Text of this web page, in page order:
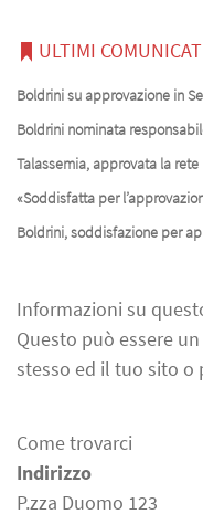
ULTIMI
Boldrini su approvazione in
Boldrini nominata
Talassemia, approvata la rete
«Soddisfatta per
Boldrini, soddisfazione per
Informazioni su
Questo può essere
stesso ed il tuo sito o
Come trovarci
Indirizzo
P.zza Duomo 123